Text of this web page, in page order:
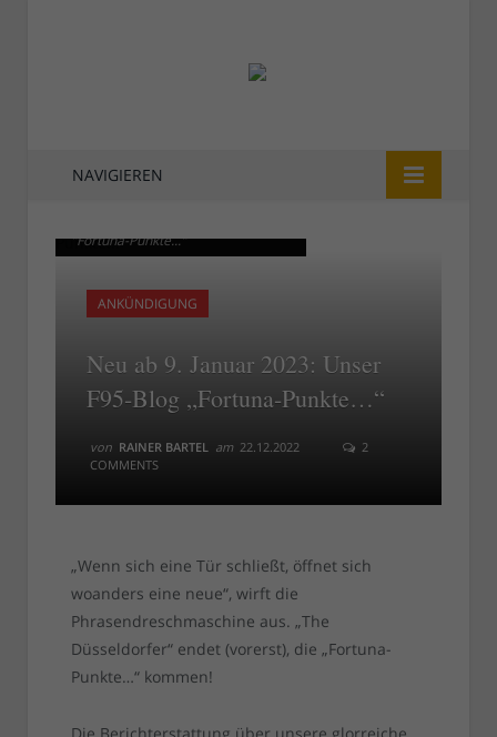
NAVIGIEREN
"Fortuna-Punkte..."
ANKÜNDIGUNG
Neu ab 9. Januar 2023: Unser
F95-Blog „Fortuna-Punkte…“
von RAINER BARTEL am 22.12.2022
2
COMMENTS
"Fortuna-Punkte..."
„Wenn sich eine Tür schließt, öffnet sich
woanders eine neue“, wirft die
Phrasendreschmaschine aus. „The
Düsseldorfer“ endet (vorerst), die „Fortuna-
Punkte…“ kommen!